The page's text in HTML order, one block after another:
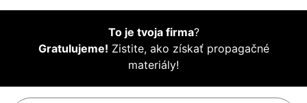
To je tvoja firma?
Gratulujeme! Zistite, ako získať propagačné
materiály!